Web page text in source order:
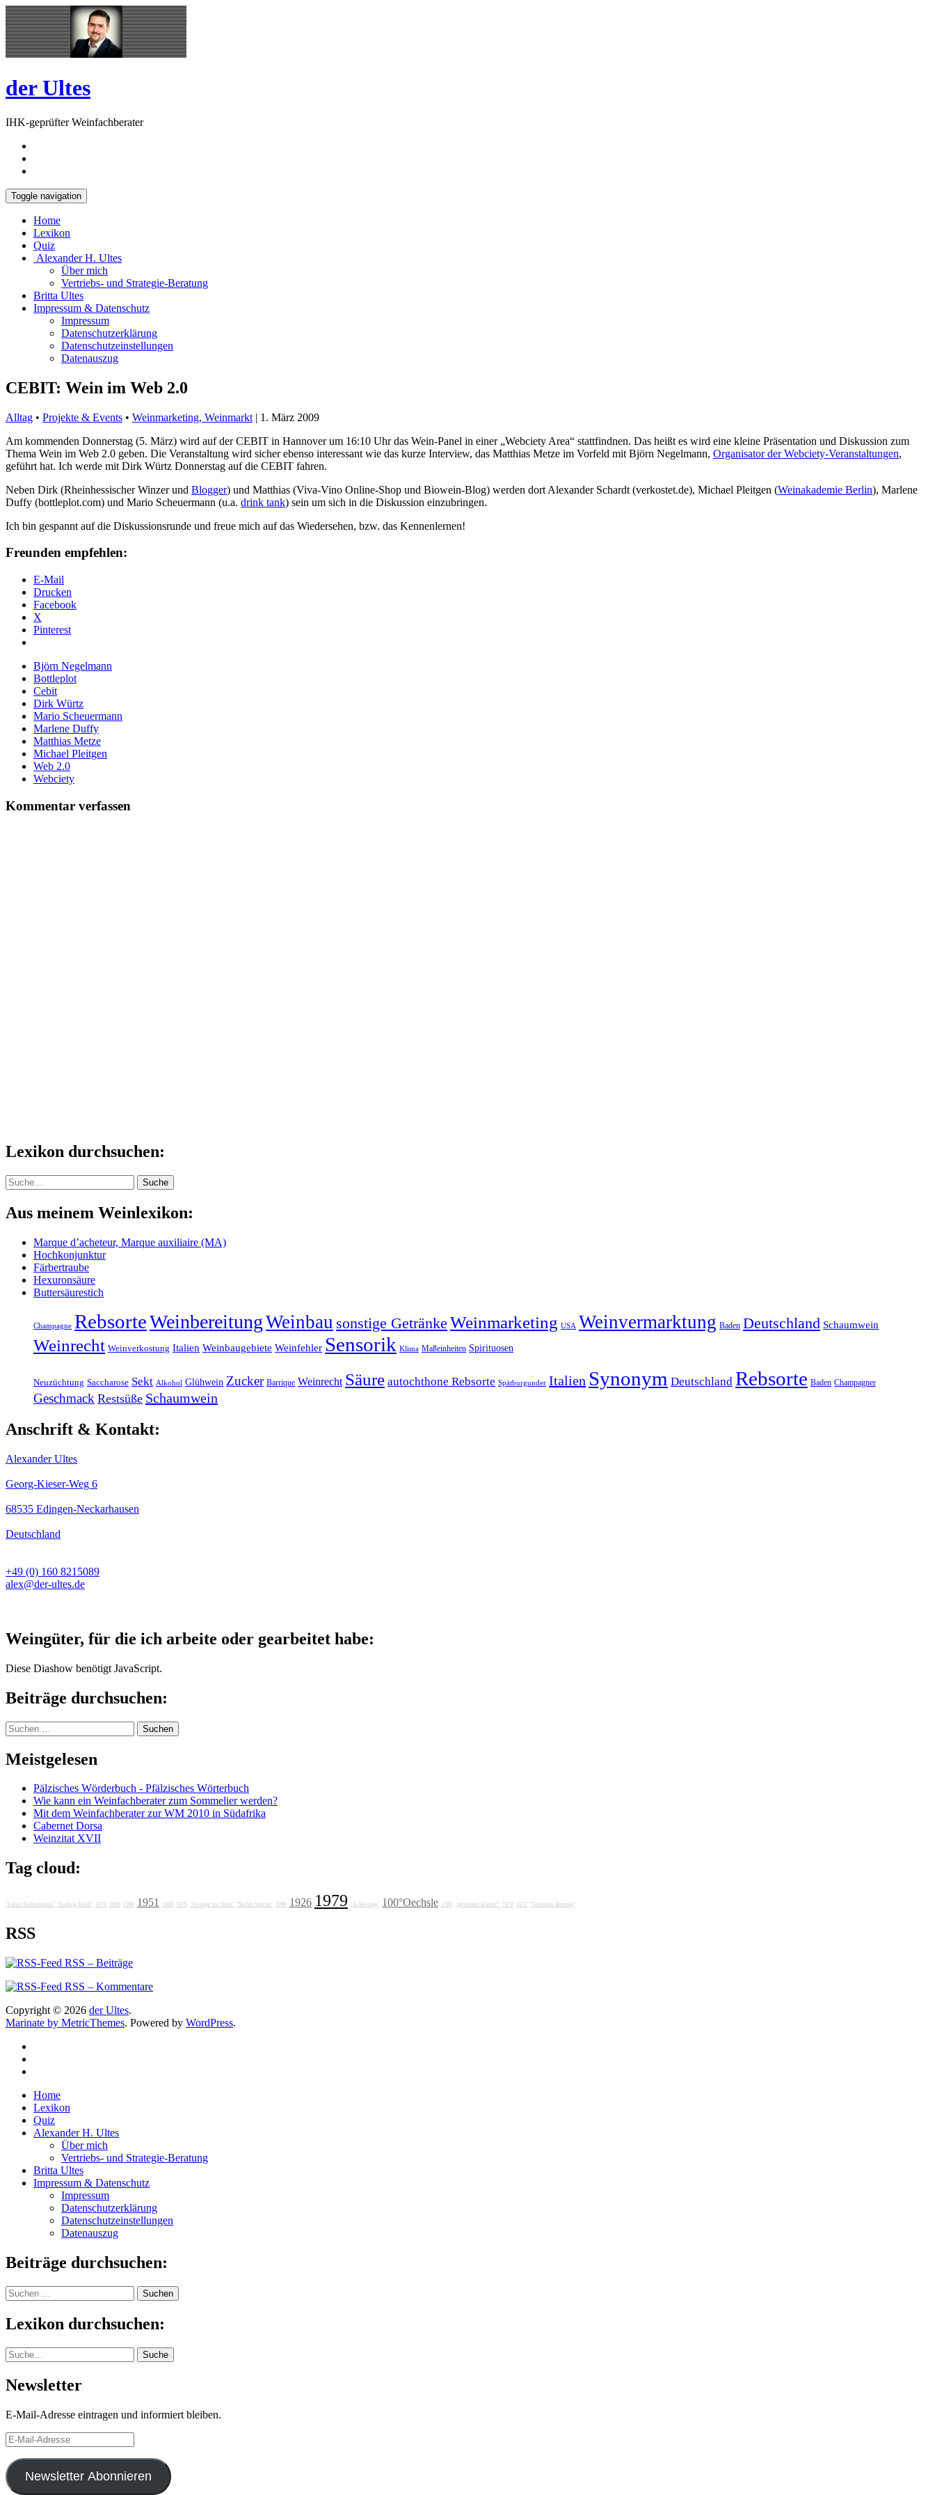
Skip
to
content
Open
Sidebar
der Ultes
IHK-geprüfter Weinfachberater
Toggle navigation
Home
Lexikon
Quiz
Alexander H. Ultes
Über mich
Vertriebs- und Strategie-Beratung
Britta Ultes
Impressum & Datenschutz
Impressum
Datenschutzerklärung
Datenschutzeinstellungen
Datenauszug
CEBIT: Wein im Web 2.0
Alltag • Projekte & Events • Weinmarketing, Weinmarkt | 1. März 2009
Am kommenden Donnerstag (5. März) wird auf der CEBIT in Hannover um 16:10 Uhr das Wein-Panel in einer „Webciety Area“ stattfindnen. Das heißt es wird eine kleine Präsentation und Diskussion zum
Thema Wein im Web 2.0 geben. Die Veranstaltung wird sicher ebenso interessant wie das kurze Interview, das Matthias Metze im Vorfeld mit Björn Negelmann, Organisator der Webciety-Veranstaltungen,
geführt hat. Ich werde mit Dirk Würtz Donnerstag auf die CEBIT fahren.
Neben Dirk (Rheinhessischer Winzer und Blogger) und Matthias (Viva-Vino Online-Shop und Biowein-Blog) werden dort Alexander Schardt (verkostet.de), Michael Pleitgen (Weinakademie Berlin), Marlene
Duffy (bottleplot.com) und Mario Scheuermann (u.a. drink tank) sein um sich in die Diskussion einzubringen.
Ich bin gespannt auf die Diskussionsrunde und freue mich auf das Wiedersehen, bzw. das Kennenlernen!
Freunden empfehlen:
E-Mail
Drucken
Facebook
X
Pinterest
Björn Negelmann
Bottleplot
Cebit
Dirk Würtz
Mario Scheuermann
Marlene Duffy
Matthias Metze
Michael Pleitgen
Web 2.0
Webciety
Kommentar verfassen
Lexikon durchsuchen:
Suche Suche
Aus meinem Weinlexikon:
Marque d’acheteur, Marque auxiliaire (MA)
Hochkonjunktur
Färbertraube
Hexuronsäure
Buttersäurestich
Champagne RebsorteWeinbereitungWeinbau sonstige Getränke Weinmarketing USA Weinvermarktung Baden Deutschland Schaumwein
Weinrecht Weinverkostung Italien Weinbaugebiete Weinfehler Sensorik Klima Maßeinheiten Spirituosen
Neuzüchtung Saccharose Sekt Alkohol Glühwein Zucker Barrique Weinrecht Säure autochthone Rebsorte Spätburgunder Italien Synonym Deutschland Rebsorte Baden Champagner
Geschmack Restsüße Schaumwein
Anschrift & Kontakt:
Alexander Ultes
Georg-Kieser-Weg 6
68535 Edingen-Neckarhausen
Deutschland
+49 (0) 160 8215089
alex@der-ultes.de
Weingüter, für die ich arbeite oder gearbeitet habe:
Diese Diashow benötigt JavaScript.
Beiträge durchsuchen:
Suchen
nach:
Meistgelesen
Pälzisches Wörderbuch - Pfälzisches Wörterbuch
Wie kann ein Weinfachberater zum Sommelier werden?
Mit dem Weinfachberater zur WM 2010 in Südafrika
Cabernet Dorsa
Weinzitat XVII
Tag cloud:
"Lunas Delikatessen" "Ludwig Knoll" 1974 1606 1986 1951 1988 1976 "Weingut am Stein" "Stefan Sattran" 1989 1926 1979 "Jo Breunig" 100°Oechsle 1788 „grotesker Humor“ 1978 1972 "Getränke Breunig"
RSS
RSS – Beiträge
RSS – Kommentare
Copyright © 2026 der Ultes.
Marinate by MetricThemes. Powered by WordPress.
Home
Lexikon
Quiz
Alexander H. Ultes
Über mich
Vertriebs- und Strategie-Beratung
Britta Ultes
Impressum & Datenschutz
Impressum
Datenschutzerklärung
Datenschutzeinstellungen
Datenauszug
Beiträge durchsuchen:
Suchen
nach:
Lexikon durchsuchen:
Suche Suche
Newsletter
E-Mail-Adresse eintragen und informiert bleiben.
E-
Mail-
Adresse
Newsletter Abonnieren